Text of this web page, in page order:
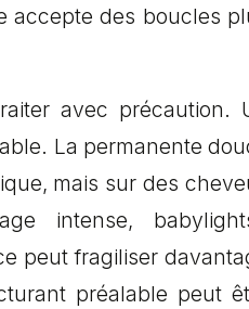
accepte des boucles
avec précaution.
La permanente
mais sur des
intense,
peut fragiliser
préalable peut